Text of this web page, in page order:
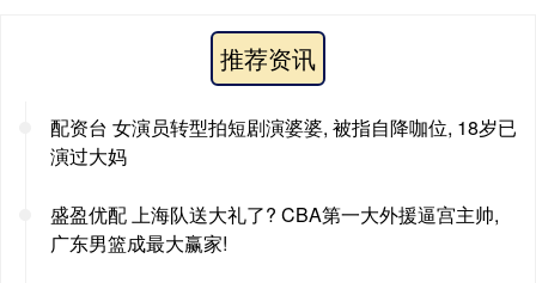
推荐资讯
配资台 女演员转型拍短剧演婆婆, 被指自降咖位, 18岁已
演过大妈
盛盈优配 上海队送大礼了? CBA第一大外援逼宫主帅,
广东男篮成最大赢家!